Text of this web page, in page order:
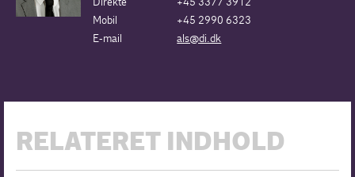
Mobil
+45 2990 6323
E-mail
als@di.dk
RELATERET INDHOLD